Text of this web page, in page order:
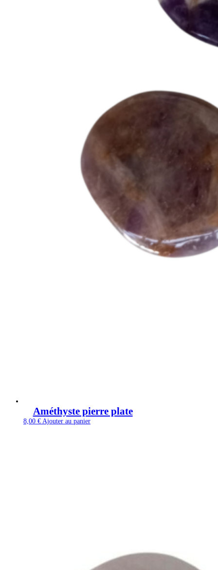
Améthyste pierre plate
8,00 € Ajouter au panier